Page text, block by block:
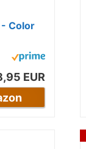
Color
EUR